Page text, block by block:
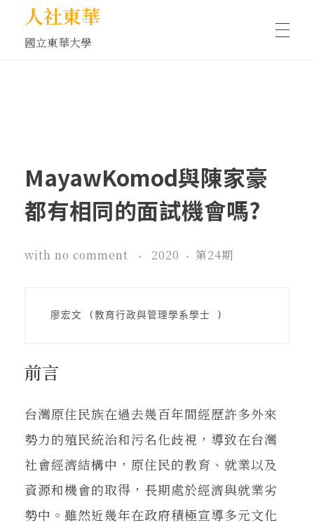
人社東華
國立東華大學
文化沙龍
全球視野
在地實踐
關鍵詞
書評書介
東華風景
MayawKomod與陳家豪
都有相同的面試機會嗎?
with no comment 2020 第24期
廖宏文 (教育行政與管理學系學士 )
前言
台灣原住民族在過去幾百年間經歷許多外來
勢力的殖民統治和污名化歧視，導致在台灣
社會經濟結構中，原住民的教育、就業以及
資源和機會的取得，長期處於經濟與就業劣
勢中。雖然近幾年在政府積極宣導多元文化